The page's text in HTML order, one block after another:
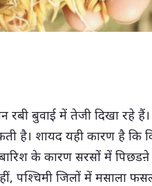
बुवाई में तेजी दिखा रहे हैं।
है। शायद यही कारण है कि
के कारण सरसों में
पश्चिमी जिलों में मसाला